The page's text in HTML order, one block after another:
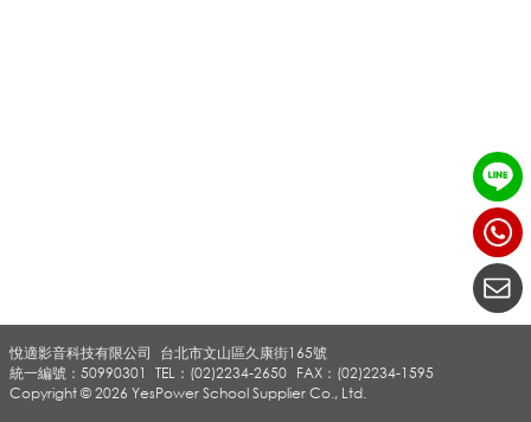
悅適影音科技有限公司
TEL：(02)2234-2650 FAX：(02)2234-1595
台北市文山區久康街165號
統一編號：50990301
Copyright © 2026 YesPower School Supplier Co., Ltd.